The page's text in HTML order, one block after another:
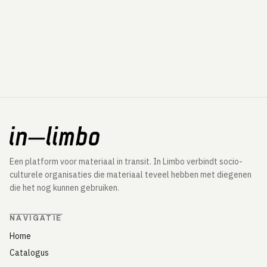
Een platform voor materiaal in transit. In Limbo verbindt socio-
culturele organisaties die materiaal teveel hebben met diegenen
die het nog kunnen gebruiken.
NAVIGATIE
Home
Catalogus